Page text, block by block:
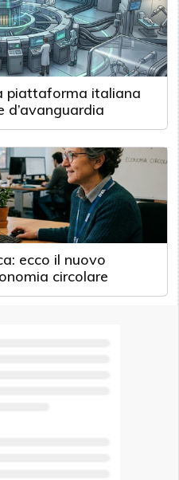
piattaforma italiana
ecco il nuovo
circolare